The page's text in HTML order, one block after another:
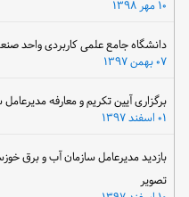
دانشگاه جامع علمی کاربردی واحد
۰۷ بهمن ۱۳۹۷
برگزاری آیین تکریم و معارفه
بازدید مدیرعامل سازمان آب و برق
تصویر